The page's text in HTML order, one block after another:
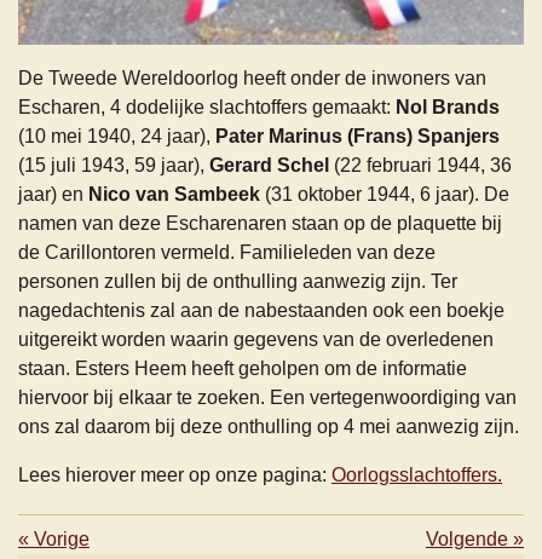
De Tweede Wereldoorlog heeft onder de inwoners van
Escharen, 4 dodelijke slachtoffers gemaakt: Nol Brands
(10 mei 1940, 24 jaar), Pater Marinus (Frans) Spanjers
(15 juli 1943, 59 jaar), Gerard Schel (22 februari 1944, 36
jaar) en Nico van Sambeek (31 oktober 1944, 6 jaar). De
namen van deze Escharenaren staan op de plaquette bij
de Carillontoren vermeld. Familieleden van deze
personen zullen bij de onthulling aanwezig zijn. Ter
nagedachtenis zal aan de nabestaanden ook een boekje
uitgereikt worden waarin gegevens van de overledenen
staan. Esters Heem heeft geholpen om de informatie
hiervoor bij elkaar te zoeken. Een vertegenwoordiging van
ons zal daarom bij deze onthulling op 4 mei aanwezig zijn.
Lees hierover meer op onze pagina: Oorlogsslachtoffers.
« Vorige Volgende »